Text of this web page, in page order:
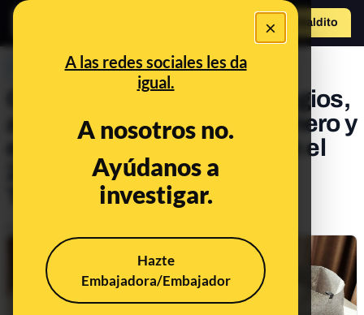
×
A las redes sociales les da
igual.
A nosotros no.
Ayúdanos a
investigar.
Hazte
Embajadora/Embajador
Hazte Maldito
PREBUNKING
Google y Microsoft en colegios,
aplicaciones para ganar dinero y
el 'fraude del CEO': todo en el
27º consultorio de Maldita
Tecnología